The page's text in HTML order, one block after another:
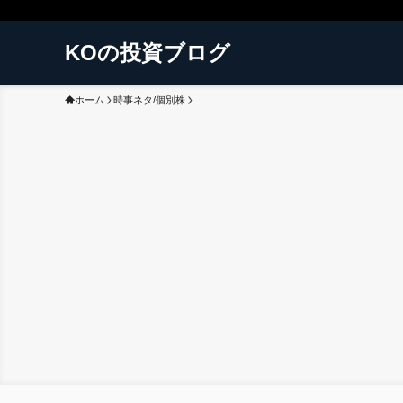
KOの投資ブログ
ホーム 時事ネタ/個別株